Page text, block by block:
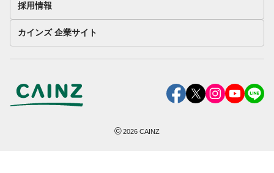
採用情報
カインズ 企業サイト
©2026 CAINZ